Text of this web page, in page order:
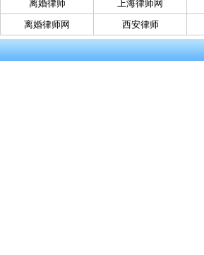
离婚律师 上海律师网
离婚律师网
西安律师